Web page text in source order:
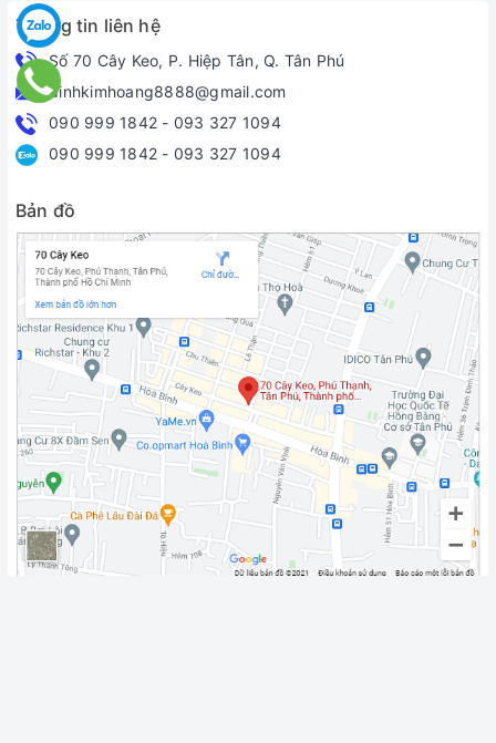
Thông tin liên hệ
Số 70 Cây Keo, P. Hiệp Tân, Q. Tân Phú
dinhkimhoang8888@gmail.com
090 999 1842 - 093 327 1094
090 999 1842 - 093 327 1094
Bản đồ